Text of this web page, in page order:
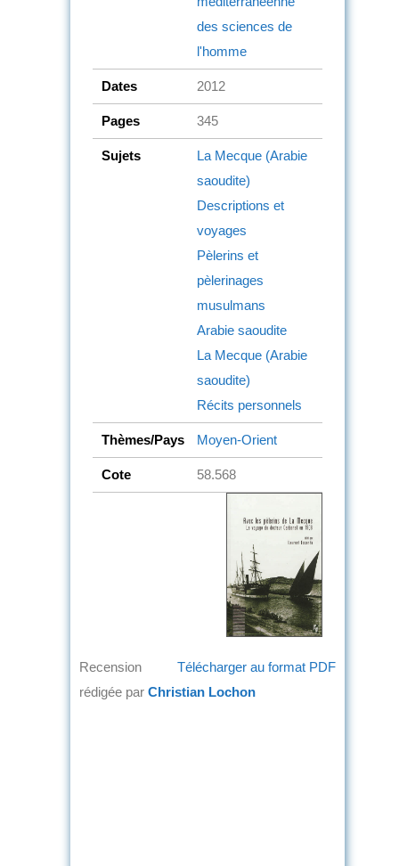
des sciences de
l'homme
Dates 2012
Pages 345
Sujets
La Mecque (Arabie
saoudite)
Descriptions et
voyages
Pèlerins et
pèlerinages
musulmans
Arabie saoudite
La Mecque (Arabie
saoudite)
Récits personnels
Thèmes/Pays Moyen-Orient
Cote 58.568
Télécharger au format PDF
Recension
rédigée par Christian Lochon